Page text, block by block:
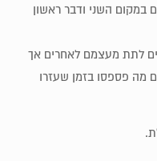
במקום השני ודבר ראשון
לתת מעצמם לאחרים אך
מה פספסו בזמן שעזרו